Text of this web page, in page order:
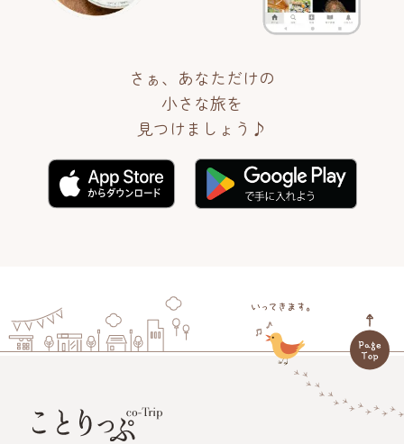
さぁ、あなただけの
小さな旅を
見つけましょう♪